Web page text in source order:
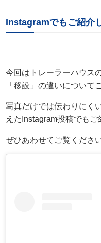
Instagramでもご紹介
今回はトレーラーハウス
「移設」の違いについて
写真だけでは伝わりにく
えたInstagram投稿でもご
ぜひあわせてご覧ください